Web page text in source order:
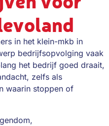
in het klein-mkb in
bedrijfsopvolging vaak
het bedrijf goed draait,
zelfs als
waarin stoppen of